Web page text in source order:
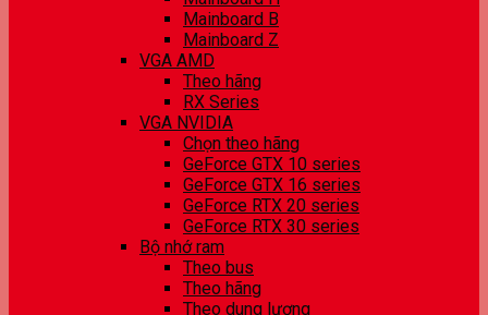
Mainboard B
Mainboard Z
VGA AMD
Theo hãng
RX Series
VGA NVIDIA
Chọn theo hãng
GeForce GTX 10 series
GeForce GTX 16 series
GeForce RTX 20 series
GeForce RTX 30 series
Bộ nhớ ram
Theo bus
Theo hãng
Theo dung lượng